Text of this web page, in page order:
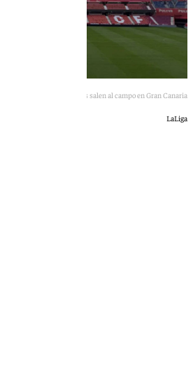
del Málaga y Las Palmas salen al campo en Gran Canaria
LaLiga